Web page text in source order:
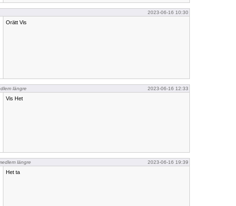
2023-06-16 10:30
Orätt Vis
längre 2023-06-16 12:33
Vis Het
längre 2023-06-16 19:39
Het ta